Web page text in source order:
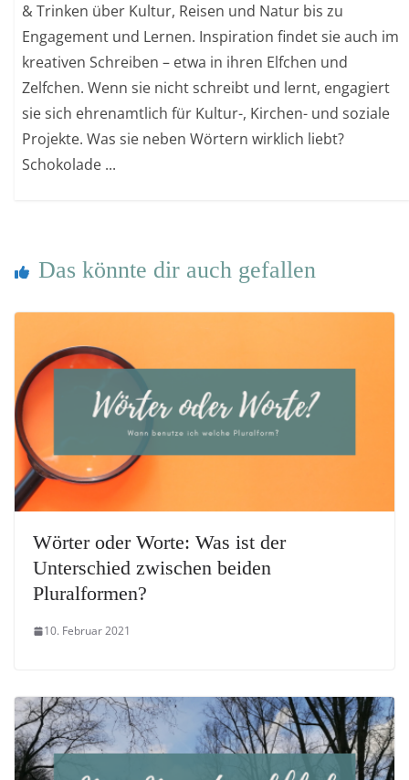
& Trinken über Kultur, Reisen und Natur bis zu
Engagement und Lernen. Inspiration findet sie auch im
kreativen Schreiben – etwa in ihren Elfchen und
Zelfchen. Wenn sie nicht schreibt und lernt, engagiert
sie sich ehrenamtlich für Kultur-, Kirchen- und soziale
Projekte. Was sie neben Wörtern wirklich liebt?
Schokolade ...
Das könnte dir auch gefallen
Wörter oder Worte: Was ist der
Unterschied zwischen beiden
Pluralformen?
10. Februar 2021